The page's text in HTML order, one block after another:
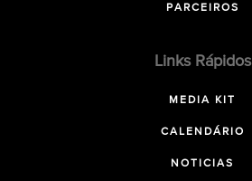
PARCEIROS
Links Rápidos
MEDIA KIT
CALENDÁRIO
NOTICIAS